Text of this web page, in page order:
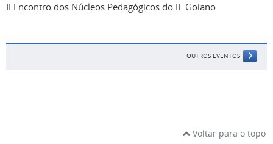
II Encontro dos Núcleos Pedagógicos do IF Goiano
OUTROS EVENTOS
Voltar para o topo